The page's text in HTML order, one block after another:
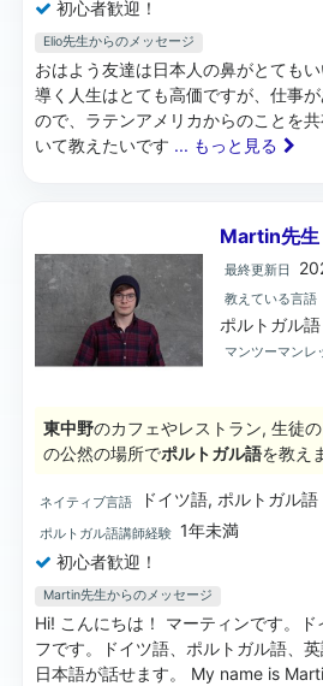
初心者歓迎！
Elio先生からのメッセージ
おはよう友達は日本人の鼻がとても
導く人生はとても高価ですが、仕事
ので、ラテンアメリカからのことを
いて教えたいです ... もっと見る
Martin先生
最終更新日
教えている言語
ポルトガル
マンツーマンレ
東中野のカフェやレストラン, 生徒
の公然の場所でポルトガル語を教え
ネイティブ言語 ドイツ語, ポルトガル語
ポルトガル語講師経験 1年未満
初心者歓迎！
Martin先生からのメッセージ
Hi! こんにちは！ マーティンです。
フです。ドイツ語、ポルトガル語、
日本語が話せます。 My name is